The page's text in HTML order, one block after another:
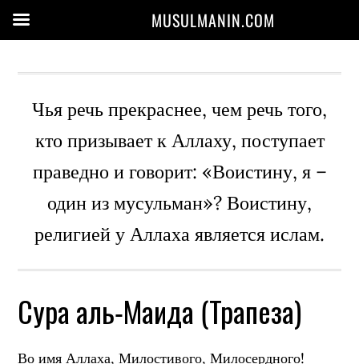
Чья речь прекраснее, чем речь того,
кто призывает к Аллаху, поступает
праведно и говорит: «Воистину, я –
один из мусульман»? Воистину,
религией у Аллаха является ислам.
Сура аль-Маида (Трапеза)
Во имя Аллаха, Милостивого, Милосердного!
MUSULMANIN.COM